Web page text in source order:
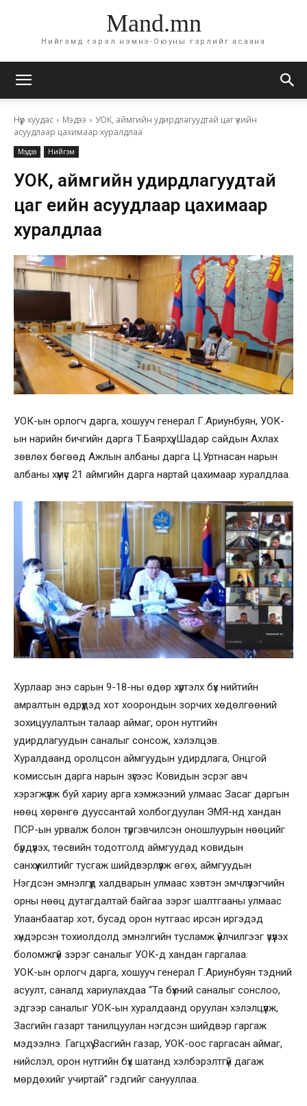
Mand.mn
Нийгэмд гэрэл нэмнэ-Оюуны гэрлийг асаана
Нүүр хуудас Мэдээ
УОК, аймгийн удирдлагуудтай цаг үеийн
асуудлаар цахимаар хуралдлаа
Мэдээ Нийгэм
УОК, аймгийн удирдлагуудтай
цаг үеийн асуудлаар цахимаар
хуралдлаа
УОК-ын орлогч дарга, хошууч генерал Г.Ариунбуян, УОК-
ын нарийн бичгийн дарга Т.Баярхүү, Шадар сайдын Ахлах
зөвлөх бөгөөд Ажлын албаны дарга Ц.Уртнасан нарын
албаны хүмүүс 21 аймгийн дарга нартай цахимаар хуралдлаа.
Хурлаар энэ сарын 9-18-ны өдөр хүртэлх бүх нийтийн
амралтын өдрүүдэд хот хоорондын зорчих хөдөлгөөний
зохицуулалтын талаар аймаг, орон нутгийн
удирдлагуудын саналыг сонсож, хэлэлцэв.
Хуралдаанд оролцсон аймгуудын удирдлага, Онцгой
комиссын дарга нарын зүгээс Ковидын эсрэг авч
хэрэгжүүлж буй хариу арга хэмжээний улмаас Засаг даргын
нөөц хөрөнгө дууссантай холбогдуулан ЭМЯ-нд хандан
ПСР-ын урвалж болон түргэвчилсэн оношлуурын нөөцийг
бүрдүүлэх, төсвийн тодотголд аймгуудад ковидын
санхүүжилтийг тусгаж шийдвэрлүүлж өгөх, аймгуудын
Нэгдсэн эмнэлгүүд халдварын улмаас хэвтэн эмчлүүлэгчийн
орны нөөц дутагдалтай байгаа зэрэг шалтгааны улмаас
Улаанбаатар хот, бусад орон нутгаас ирсэн иргэдэд
хүндэрсэн тохиолдолд эмнэлгийн тусламж үйлчилгээг үзүүлэх
боломжгүй зэрэг саналыг УОК-д хандан гаргалаа.
УОК-ын орлогч дарга, хошууч генерал Г.Ариунбуян тэдний
асуулт, саналд хариулахдаа “Та бүхний саналыг сонслоо,
эдгээр саналыг УОК-ын хуралдаанд оруулан хэлэлцүүлж,
Засгийн газарт танилцуулан нэгдсэн шийдвэр гаргаж
мэдээлнэ. Гагцхүү Засгийн газар, УОК-оос гаргасан аймаг,
нийслэл, орон нутгийн бүх шатанд хэлбэрэлтгүй дагаж
мөрдөхийг учиртай” гэдгийг санууллаа.